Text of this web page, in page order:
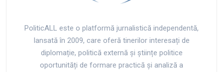
PoliticALL este o platformă jurnalistică independentă,
lansată în 2009, care oferă tinerilor interesați de
diplomație, politică externă și științe politice
oportunități de formare practică și analiză a